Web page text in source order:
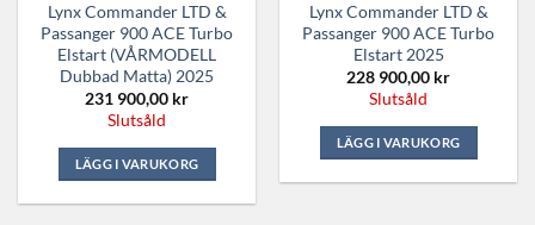
Lynx Commander LTD &
Passanger 900 ACE Turbo
Elstart (VÅRMODELL
Dubbad Matta) 2025
231 900,00 kr
Slutsåld
LÄGG I VARUKORG
Lynx Commander LTD &
Passanger 900 ACE Turbo
Elstart 2025
228 900,00 kr
Slutsåld
LÄGG I VARUKORG